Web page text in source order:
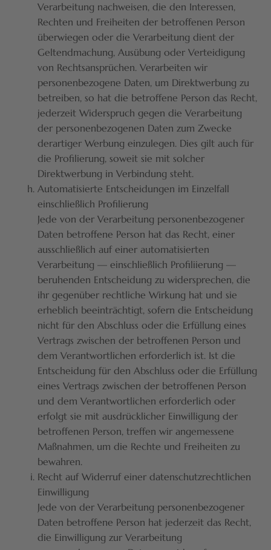
Verarbeitung nachweisen, die den Interessen,
Rechten und Freiheiten der betroffenen Person
überwiegen oder die Verarbeitung dient der
Geltendmachung, Ausübung oder Verteidigung
von Rechtsansprüchen. Verarbeiten wir
personenbezogene Daten, um Direktwerbung zu
betreiben, so hat die betroffene Person das Recht,
jederzeit Widerspruch gegen die Verarbeitung
der personenbezogenen Daten zum Zwecke
derartiger Werbung einzulegen. Dies gilt auch für
die Profilierung, soweit sie mit solcher
Direktwerbung in Verbindung steht.
Automatisierte Entscheidungen im Einzelfall
einschließlich Profilierung
Jede von der Verarbeitung personenbezogener
Daten betroffene Person hat das Recht, einer
ausschließlich auf einer automatisierten
Verarbeitung — einschließlich Profiliierung —
beruhenden Entscheidung zu widersprechen, die
ihr gegenüber rechtliche Wirkung hat und sie
erheblich beeinträchtigt, sofern die Entscheidung
nicht für den Abschluss oder die Erfüllung eines
Vertrags zwischen der betroffenen Person und
dem Verantwortlichen erforderlich ist. Ist die
Entscheidung für den Abschluss oder die Erfüllung
eines Vertrags zwischen der betroffenen Person
und dem Verantwortlichen erforderlich oder
erfolgt sie mit ausdrücklicher Einwilligung der
betroffenen Person, treffen wir angemessene
Maßnahmen, um die Rechte und Freiheiten zu
bewahren.
Recht auf Widerruf einer datenschutzrechtlichen
Einwilligung
Jede von der Verarbeitung personenbezogener
Daten betroffene Person hat jederzeit das Recht,
die Einwilligung zur Verarbeitung